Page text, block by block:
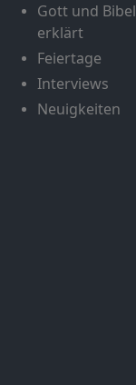
Gott und Bibel
erklärt
Feiertage
Interviews
Neuigkeiten